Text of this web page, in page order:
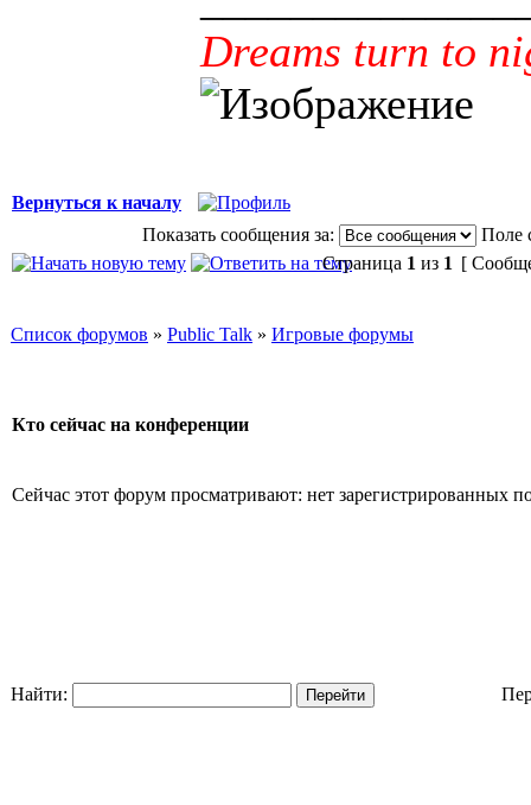
Dreams turn to
Вернуться к началу
Показать сообщения за:
Поле
Страница 1 из 1 [
Список форумов » Public Talk » Игровые форумы
Кто сейчас на конференции
Сейчас этот форум просматривают: нет зарегистрированных
Найти: